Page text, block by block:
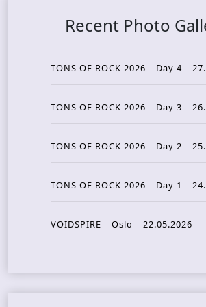
Recent Photo
TONS OF ROCK 2026 – Day 4 –
TONS OF ROCK 2026 – Day 3 –
TONS OF ROCK 2026 – Day 2 –
TONS OF ROCK 2026 – Day 1 –
VOIDSPIRE – Oslo – 22.05.2026